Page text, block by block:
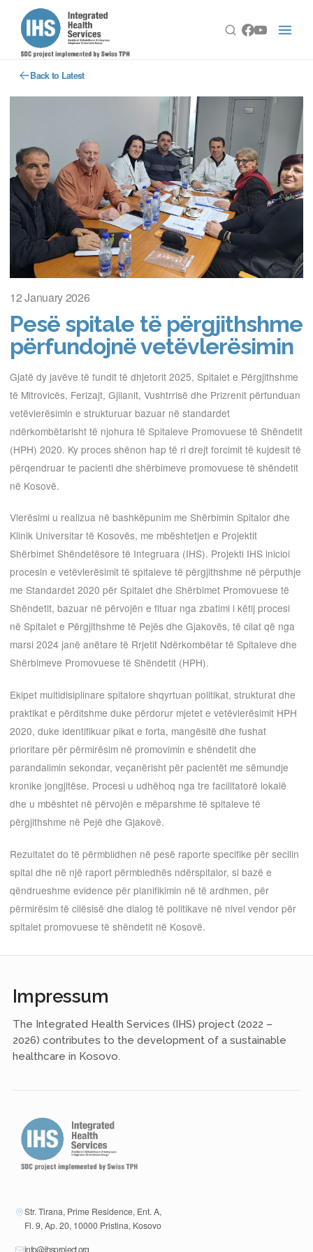
Back to Latest
12 January 2026
Pesë spitale të përgjithshme
përfundojnë vetëvlerësimin
Gjatë dy javëve të fundit të dhjetorit 2025, Spitalet e Përgjithshme
të Mitrovicës, Ferizajt, Gjilanit, Vushtrrisë dhe Prizrenit përfunduan
vetëvlerësimin e strukturuar bazuar në standardet
ndërkombëtarisht të njohura të Spitaleve Promovuese të Shëndetit
(HPH) 2020. Ky proces shënon hap të ri drejt forcimit të kujdesit të
përqendruar te pacienti dhe shërbimeve promovuese të shëndetit
në Kosovë.
Vlerësimi u realizua në bashkëpunim me Shërbimin Spitalor dhe
Klinik Universitar të Kosovës, me mbështetjen e Projektit
Shërbimet Shëndetësore të Integruara (IHS). Projekti IHS inicioi
procesin e vetëvlerësimit të spitaleve të përgjithshme në përputhje
me Standardet 2020 për Spitalet dhe Shërbimet Promovuese të
Shëndetit, bazuar në përvojën e fituar nga zbatimi i këtij procesi
në Spitalet e Përgjithshme të Pejës dhe Gjakovës, të cilat që nga
marsi 2024 janë anëtare të Rrjetit Ndërkombëtar të Spitaleve dhe
Shërbimeve Promovuese të Shëndetit (HPH).
Ekipet multidisiplinare spitalore shqyrtuan politikat, strukturat dhe
praktikat e përditshme duke përdorur mjetet e vetëvlerësimit HPH
2020, duke identifikuar pikat e forta, mangësitë dhe fushat
prioritare për përmirësim në promovimin e shëndetit dhe
parandalimin sekondar, veçanërisht për pacientët me sëmundje
kronike jongjitëse. Procesi u udhëhoq nga tre facilitatorë lokalë
dhe u mbështet në përvojën e mëparshme të spitaleve të
përgjithshme në Pejë dhe Gjakovë.
Rezultatet do të përmblidhen në pesë raporte specifike për secilin
spital dhe në një raport përmbledhës ndërspitalor, si bazë e
qëndrueshme evidence për planifikimin në të ardhmen, për
përmirësim të cilësisë dhe dialog të politikave në nivel vendor për
spitalet promovuese të shëndetit në Kosovë.
Impressum
The Integrated Health Services (IHS) project (2022 –
2026) contributes to the development of a sustainable
healthcare in Kosovo.
Str. Tirana, Prime Residence, Ent. A,
Fl. 9, Ap. 20, 10000 Pristina, Kosovo
info@ihsproject.org